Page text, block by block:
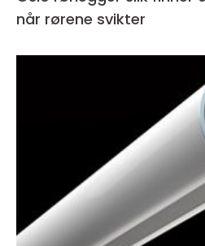
når rørene svikter